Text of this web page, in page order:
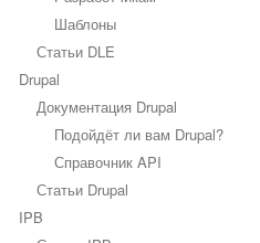
Шаблоны
Статьи DLE
Drupal
Документация Drupal
Подойдёт ли вам Drupal?
Справочник API
Статьи Drupal
IPB